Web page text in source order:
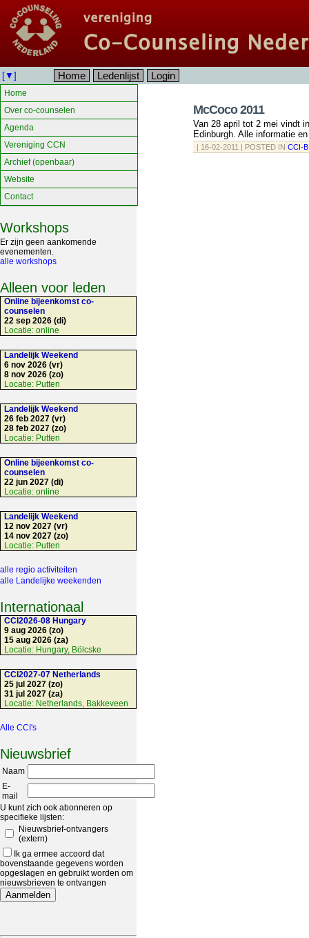
[▼] Home Ledenlijst Login
McCoco 2011
Van 28 april tot 2 mei vindt
Edinburgh. Alle informatie
| 16-02-2011 | POSTED IN CCI-
Home
Over co-counselen
Agenda
Vereniging CCN
Archief (openbaar)
Website
Contact
Workshops
Er zijn geen aankomende
evenementen.
alle workshops
Alleen voor leden
Online bijeenkomst co-
counselen
22 sep 2026 (di)
Locatie: online
Landelijk Weekend
6 nov 2026 (vr)
8 nov 2026 (zo)
Locatie: Putten
Landelijk Weekend
26 feb 2027 (vr)
28 feb 2027 (zo)
Locatie: Putten
Online bijeenkomst co-
counselen
22 jun 2027 (di)
Locatie: online
Landelijk Weekend
12 nov 2027 (vr)
14 nov 2027 (zo)
Locatie: Putten
alle regio activiteiten
alle Landelijke weekenden
Internationaal
CCI2026-08 Hungary
9 aug 2026 (zo)
15 aug 2026 (za)
Locatie: Hungary, Bölcske
CCI2027-07 Netherlands
25 jul 2027 (zo)
31 jul 2027 (za)
Locatie: Netherlands, Bakkeveen
Alle CCI's
Nieuwsbrief
Naam
E-
mail
U kunt zich ook abonneren op
specifieke lijsten:
Nieuwsbrief-ontvangers
(extern)
Ik ga ermee accoord dat
bovenstaande gegevens worden
opgeslagen en gebruikt worden om
nieuwsbrieven te ontvangen